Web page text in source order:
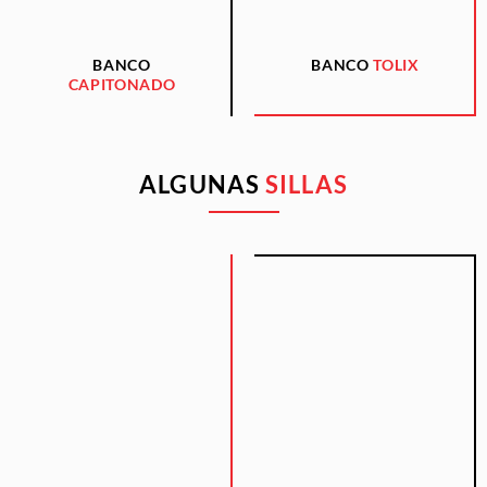
BANCO
CAPITONADO
BANCOTOLIX
ALGUNAS SILLAS